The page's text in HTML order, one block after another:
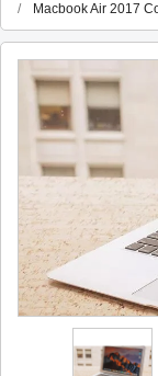
Macbook Air 2017